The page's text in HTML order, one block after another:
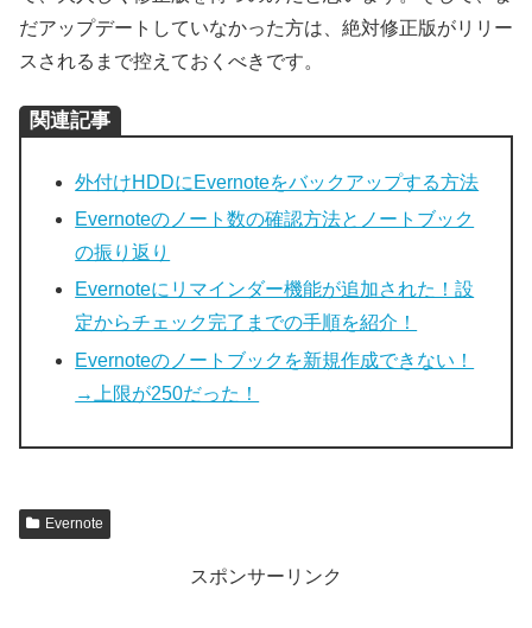
だアップデートしていなかった方は、絶対修正版がリリー
スされるまで控えておくべきです。
関連記事
外付けHDDにEvernoteをバックアップする方法
Evernoteのノート数の確認方法とノートブック
の振り返り
Evernoteにリマインダー機能が追加された！設
定からチェック完了までの手順を紹介！
Evernoteのノートブックを新規作成できない！
→上限が250だった！
Evernote
スポンサーリンク